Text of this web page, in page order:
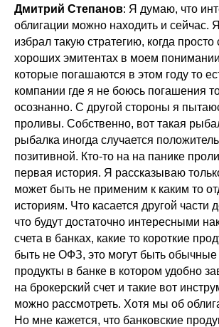
Дмитрий Степанов: Я думаю, что
облигации можно находить и сейчас.
избрал такую стратегию, когда
хороших эмитентах в моем
которые погашаются в этом году то
компании где я не боюсь погашения
осознанно. С другой стороны я
проливы. Собственно, вот такая
рыбалка иногда случается
позитивной. Кто-то на на панике
первая история. Я рассказываю
может быть не применим к каким то
историям. Что касается другой части
что будут достаточно интересными
счета в банках, какие то короткие
быть не ОФЗ, это могут быть обычные
продукты в банке в котором удобно
на брокерский счет и такие вот
можно рассмотреть. Хотя мы об
Но мне кажется, что банковские